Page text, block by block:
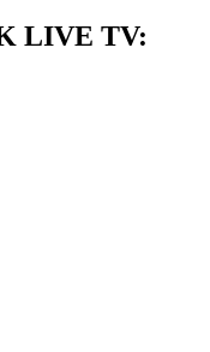
LIVE TV: